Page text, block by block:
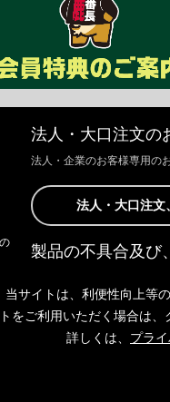
法人・大口注文の
法人・企業のお客様専用の
法人・大口注文
製品の不具合及び
きましては、Webサイトに
以下よりご連絡ください。
当サイトは、利便性向上等
をご利用いただく場合は
詳しくは、 プラ